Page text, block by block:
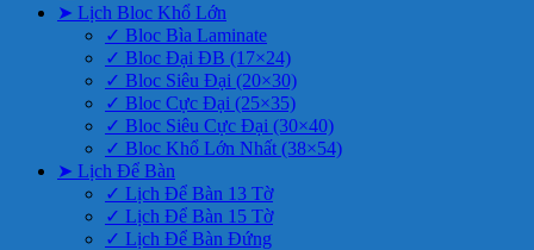
➤ Lịch Bloc Khổ Lớn
✓ Bloc Bìa Laminate
✓ Bloc Đại ĐB (17×24)
✓ Bloc Siêu Đại (20×30)
✓ Bloc Cực Đại (25×35)
✓ Bloc Siêu Cực Đại (30×40)
✓ Bloc Khổ Lớn Nhất (38×54)
➤ Lịch Để Bàn
✓ Lịch Để Bàn 13 Tờ
✓ Lịch Để Bàn 15 Tờ
✓ Lịch Để Bàn Đứng